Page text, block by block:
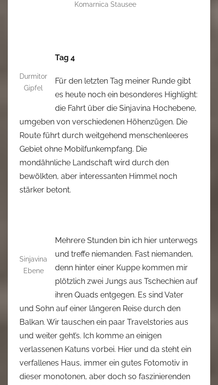
Komarnica Stausee
Durmitor
Gipfel
Tag 4
Für den letzten Tag meiner Runde gibt
es heute noch ein besonderes Highlight:
die Fahrt über die Sinjavina Hochebene,
umgeben von verschiedenen Höhenzügen. Die
Route führt durch weitgehend menschenleeres
Gebiet ohne Mobilfunkempfang. Die
mondähnliche Landschaft wird durch den
bewölkten, aber interessanten Himmel noch
stärker betont.
Sinjavina
Ebene
Mehrere Stunden bin ich hier unterwegs
und treffe niemanden. Fast niemanden,
denn hinter einer Kuppe kommen mir
plötzlich zwei Jungs aus Tschechien auf
ihren Quads entgegen. Es sind Vater
und Sohn auf einer längeren Reise durch den
Balkan. Wir tauschen ein paar Travelstories aus
und weiter geht’s. Ich komme an einigen
verlassenen Katuns vorbei. Hier und da steht ein
verfallenes Haus, immer ein gutes Fotomotiv in
dieser monotonen, aber doch so faszinierenden